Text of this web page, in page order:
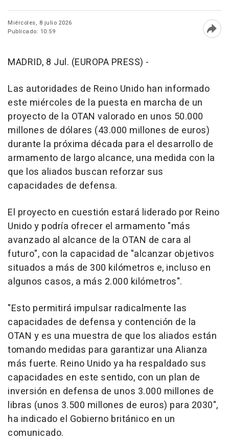
Miércoles, 8 julio 2026
Publicado: 10:59
MADRID, 8 Jul. (EUROPA PRESS) -
Las autoridades de Reino Unido han informado
este miércoles de la puesta en marcha de un
proyecto de la OTAN valorado en unos 50.000
millones de dólares (43.000 millones de euros)
durante la próxima década para el desarrollo de
armamento de largo alcance, una medida con la
que los aliados buscan reforzar sus
capacidades de defensa.
El proyecto en cuestión estará liderado por Reino
Unido y podría ofrecer el armamento "más
avanzado al alcance de la OTAN de cara al
futuro", con la capacidad de "alcanzar objetivos
situados a más de 300 kilómetros e, incluso en
algunos casos, a más 2.000 kilómetros".
"Esto permitirá impulsar radicalmente las
capacidades de defensa y contención de la
OTAN y es una muestra de que los aliados están
tomando medidas para garantizar una Alianza
más fuerte. Reino Unido ya ha respaldado sus
capacidades en este sentido, con un plan de
inversión en defensa de unos 3.000 millones de
libras (unos 3.500 millones de euros) para 2030",
ha indicado el Gobierno británico en un
comunicado.